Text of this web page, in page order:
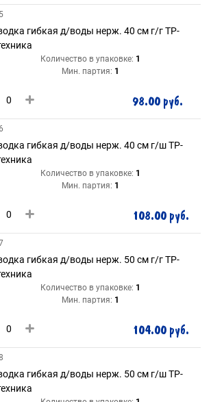
гибкая д/воды нерж. 40 см г/г ТР-
Количество в упаковке: 1
Мин. партия: 1
98.00 руб.
гибкая д/воды нерж. 40 см г/ш ТР-
Количество в упаковке: 1
Мин. партия: 1
108.00 руб.
гибкая д/воды нерж. 50 см г/г ТР-
Количество в упаковке: 1
Мин. партия: 1
104.00 руб.
гибкая д/воды нерж. 50 см г/ш ТР-